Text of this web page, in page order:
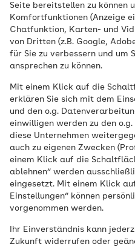
Seite bereitstellen zu können
Komfortfunktionen (Anzeige
Chatfunktion, Karten- und
von Dritten (z.B. Google,
für Sie zu verbessern und um
ansprechen zu können.
Mit einem Klick auf die
erklären Sie sich mit dem
und den o.g.
einwilligen werden zu den
diese Unternehmen
auch zu eigenen Zwecken
einem Klick auf die
ablehnen“ werden
eingesetzt. Mit einem Klick
Einstellungen“ können
vorgenommen werden.
Ihr Einverständnis kann
Zukunft widerrufen oder
Cellulite
Was hilft
gegen
Veröffentlicht am:
08.03.2022 aktualisiert
5 Minuten Lesedauer
Cellulite-
mehr, als sie halten.
Sie können selbst
Dellen an
weniger sichtbar